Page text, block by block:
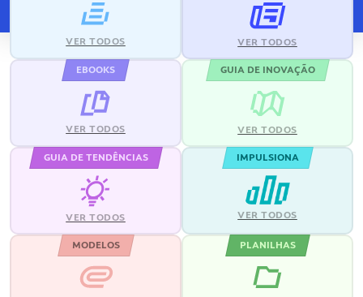
VER TODOS VER TODOS
EBOOKS
VER TODOS
GUIA DE INOVAÇÃO
VER TODOS
GUIA DE TENDÊNCIAS
VER TODOS
IMPULSIONA
VER TODOS
MODELOS PLANILHAS